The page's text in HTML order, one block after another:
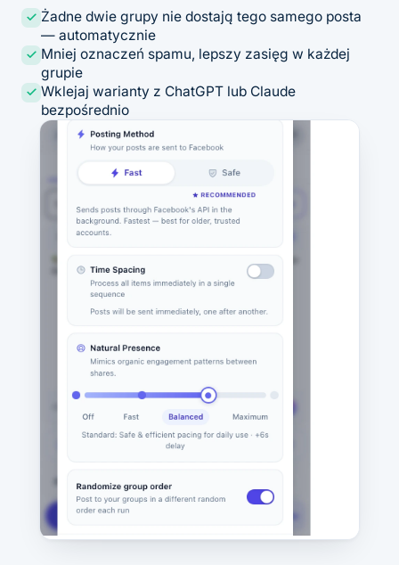
Żadne dwie grupy nie dostają tego samego posta
— automatycznie
Mniej oznaczeń spamu, lepszy zasięg w każdej
grupie
Wklejaj warianty z ChatGPT lub Claude
bezpośrednio